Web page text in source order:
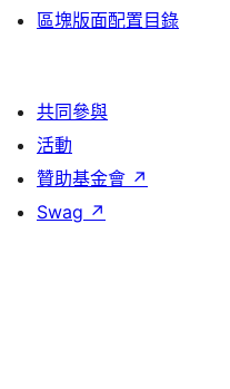
區塊版面配置目錄
共同參與
活動
贊助基金會 ↗
Swag ↗